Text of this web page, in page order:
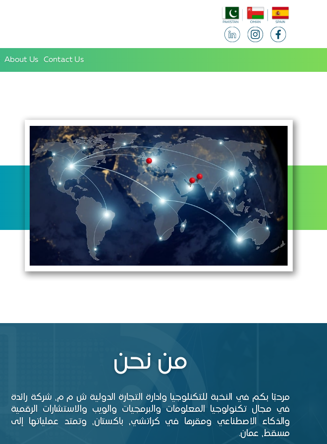
About Us Contact Us
من نحن
مرحبًا بكم في النخبة للتكنلوجيا وادارة التجارة الدولية ش م م، شركة رائدة
في مجال تكنولوجيا المعلومات والبرمجيات والويب والاستشارات الرقمية
والذكاء الاصطناعي ومقرها في كراتشي، باكستان، وتمتد عملياتها إلى
مسقط، عمان.